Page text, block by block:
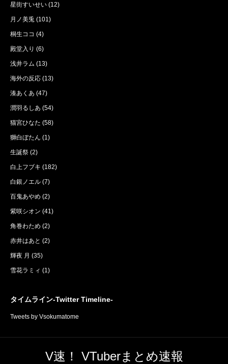
星街すいせい (12)
月ノ美兎 (101)
桐生ココ (4)
殿堂入り (6)
浅井ラム (13)
海外の反応 (13)
湊あくあ (47)
潤羽るしあ (54)
猫宮ひなた (58)
獅白ぼたん (1)
生誕祭 (2)
白上フブキ (182)
白銀ノエル (7)
百鬼あやめ (2)
紫咲シオン (41)
角巻わため (2)
赤井はあと (2)
輝夜 月 (35)
雪花ラミィ (1)
タイムライン-Twitter Timeline-
Tweets by Vsokumatome
V速！ VTuberまとめ速報